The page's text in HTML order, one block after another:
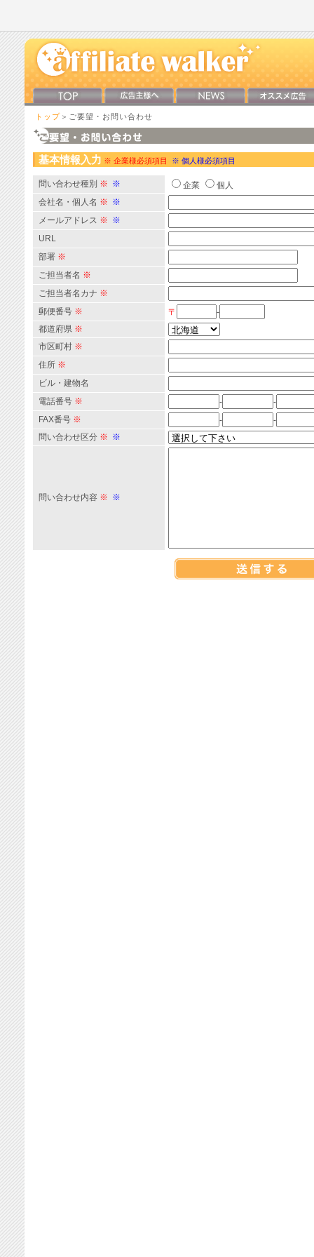
トップ ＞ご要望・お問い合わせ
基本情報入力 ※ 企業様必須項目 ※ 個人様必須項目
問い合わせ種別 ※ ※ 企業
個人
会社名・個人名 ※ ※
メールアドレス ※ ※
URL
部署 ※
ご担当者名 ※
ご担当者名カナ ※
郵便番号 ※ 〒
-
都道府県 ※
市区町村 ※
住所 ※
ビル・建物名
電話番号 ※ -
-
FAX番号 ※ -
-
問い合わせ区分 ※ ※
問い合わせ内容 ※ ※